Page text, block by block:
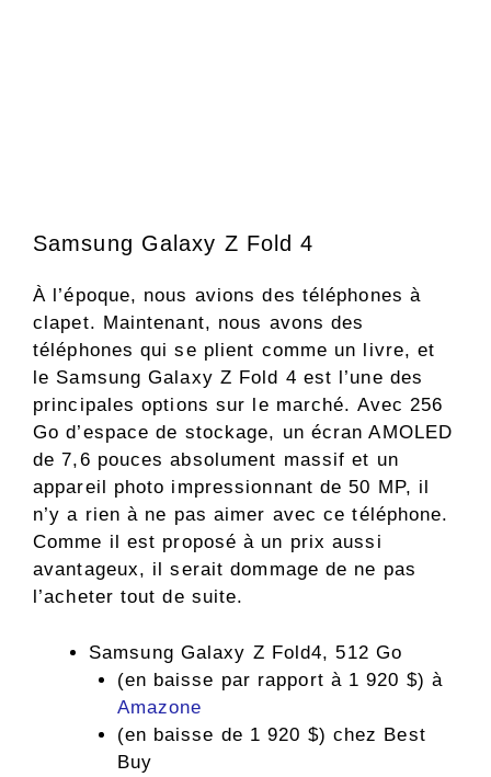
Samsung Galaxy Z Fold 4
À l’époque, nous avions des téléphones à
clapet. Maintenant, nous avons des
téléphones qui se plient comme un livre, et
le Samsung Galaxy Z Fold 4 est l’une des
principales options sur le marché. Avec 256
Go d’espace de stockage, un écran AMOLED
de 7,6 pouces absolument massif et un
appareil photo impressionnant de 50 MP, il
n’y a rien à ne pas aimer avec ce téléphone.
Comme il est proposé à un prix aussi
avantageux, il serait dommage de ne pas
l’acheter tout de suite.
Samsung Galaxy Z Fold4, 512 Go
(en baisse par rapport à 1 920 $) à
Amazone
(en baisse de 1 920 $) chez Best
Buy